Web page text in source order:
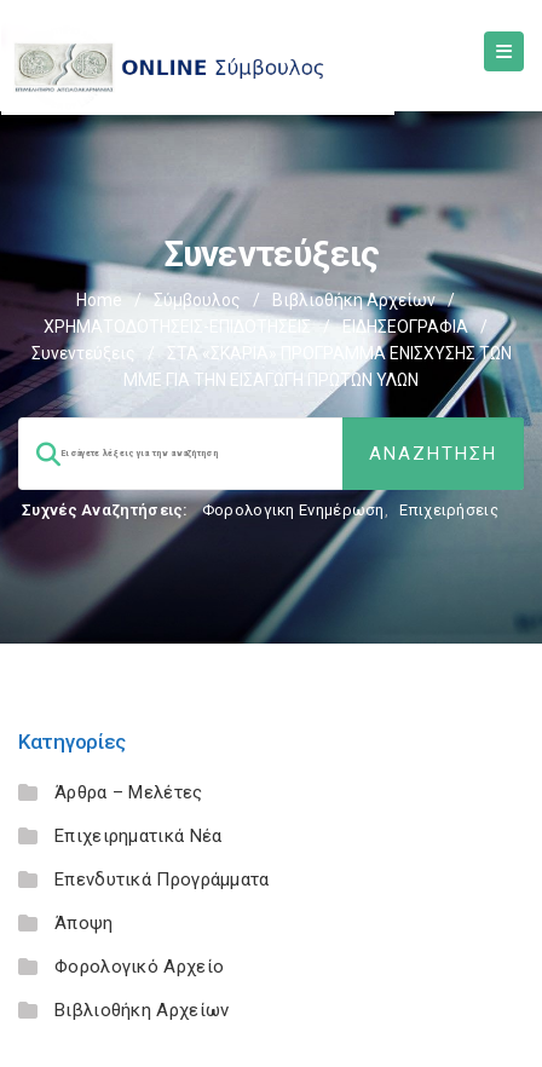
Συνεντεύξεις
Home / Σύμβουλος / Βιβλιοθήκη Αρχείων
/
ΧΡΗΜΑΤΟΔΟΤΗΣΕΙΣ-ΕΠΙΔΟΤΗΣΕΙΣ
/ ΕΙΔΗΣΕΟΓΡΑΦΙΑ
/
Συνεντεύξεις
/
ΣΤΑ «ΣΚΑΡΙΑ» ΠΡΟΓΡΑΜΜΑ ΕΝΙΣΧΥΣΗΣ ΤΩΝ
ΜΜΕ ΓΙΑ ΤΗΝ ΕΙΣΑΓΩΓΗ ΠΡΩΤΩΝ ΥΛΩΝ
Συχνές Αναζητήσεις: Φορολογικη Ενημέρωση, Επιχειρήσεις
Κατηγορίες
Άρθρα – Μελέτες
Επιχειρηματικά Νέα
Επενδυτικά Προγράμματα
Άποψη
Φορολογικό Αρχείο
Βιβλιοθήκη Αρχείων